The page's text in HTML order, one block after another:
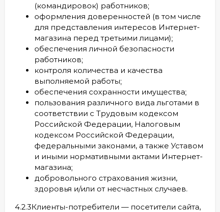
(командировок) работников;
оформления доверенностей (в том числе
для представления интересов Интернет-
магазина перед третьими лицами);
обеспечения личной безопасности
работников;
контроля количества и качества
выполняемой работы;
обеспечения сохранности имущества;
пользования различного вида льготами в
соответствии с Трудовым кодексом
Российской Федерации, Налоговым
кодексом Российской Федерации,
федеральными законами, а также Уставом
и иными нормативными актами Интернет-
магазина;
добровольного страхования жизни,
здоровья и/или от несчастных случаев.
4.2.3Клиенты-потребители — посетители сайта,